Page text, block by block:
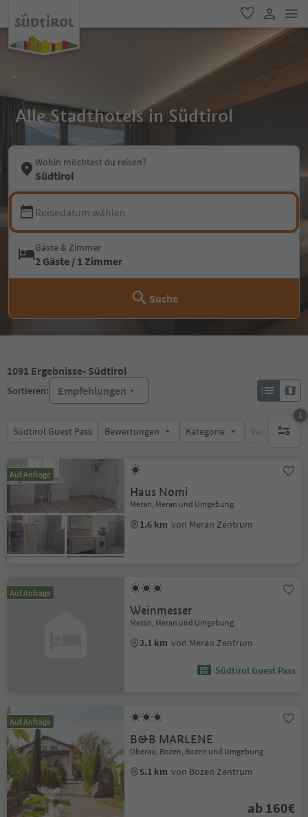
favorit
user link
Alle Stadthotels in Südtirol
Wohin möchtest du reisen?
Südtirol
Reisedatum wählen
Gäste & Zimmer
2 Gäste / 1 Zimmer
Suche
1091 Ergebnisse- Südtirol
Sortieren: Empfehlungen
Südtirol Guest Pass Bewertungen Kategorie
1
1
Auf Anfrage
Haus Nomi
Meran, Meran und Umgebung
1.6 km von Meran Zentrum
Auf Anfrage
Weinmesser
Meran, Meran und Umgebung
2.1 km von Meran Zentrum
Südtirol Guest Pass
Auf Anfrage
B&B MARLENE
Oberau, Bozen, Bozen und Umgebung
5.1 km von Bozen Zentrum
ab 160€